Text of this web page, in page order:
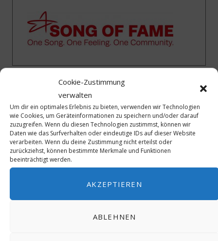
Cookie-Zustimmung
verwalten
Um dir ein optimales Erlebnis zu bieten, verwenden wir Technologien
wie Cookies, um Geräteinformationen zu speichern und/oder darauf
zuzugreifen. Wenn du diesen Technologien zustimmst, können wir
Daten wie das Surfverhalten oder eindeutige IDs auf dieser Website
verarbeiten. Wenn du deine Zustimmung nicht erteilst oder
zurückziehst, können bestimmte Merkmale und Funktionen
beeinträchtigt werden.
AKZEPTIEREN
ABLEHNEN
Newsletter